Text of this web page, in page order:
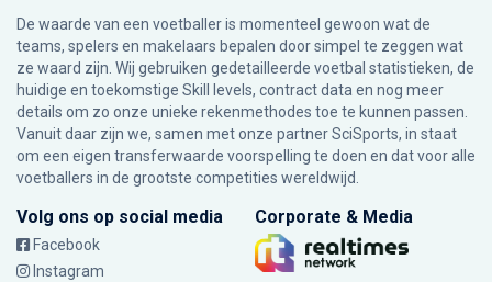
De waarde van een voetballer is momenteel gewoon wat de
teams, spelers en makelaars bepalen door simpel te zeggen wat
ze waard zijn. Wij gebruiken gedetailleerde voetbal statistieken, de
huidige en toekomstige Skill levels, contract data en nog meer
details om zo onze unieke rekenmethodes toe te kunnen passen.
Vanuit daar zijn we, samen met onze partner SciSports, in staat
om een eigen transferwaarde voorspelling te doen en dat voor alle
voetballers in de grootste competities wereldwijd.
Volg ons op social media
Facebook
Instagram
Corporate & Media